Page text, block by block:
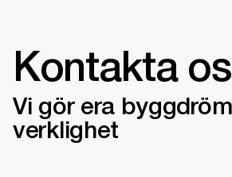
Kontakta
Vi gör era
verklighet